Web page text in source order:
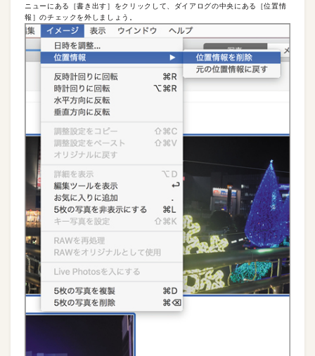
ニューにある［書き出す］をクリックして、ダイアログの中央にある［位置情
報］のチェックを外しましょう。